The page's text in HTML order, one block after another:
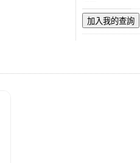
加入我的查詢